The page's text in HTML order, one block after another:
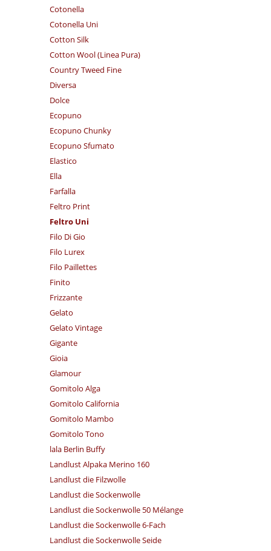
Cotonella
Cotonella Uni
Cotton Silk
Cotton Wool (Linea Pura)
Country Tweed Fine
Diversa
Dolce
Ecopuno
Ecopuno Chunky
Ecopuno Sfumato
Elastico
Ella
Farfalla
Feltro Print
Feltro Uni
Filo Di Gio
Filo Lurex
Filo Paillettes
Finito
Frizzante
Gelato
Gelato Vintage
Gigante
Gioia
Glamour
Gomitolo Alga
Gomitolo California
Gomitolo Mambo
Gomitolo Tono
lala Berlin Buffy
Landlust Alpaka Merino 160
Landlust die Filzwolle
Landlust die Sockenwolle
Landlust die Sockenwolle 50 Mélange
Landlust die Sockenwolle 6-Fach
Landlust die Sockenwolle Seide